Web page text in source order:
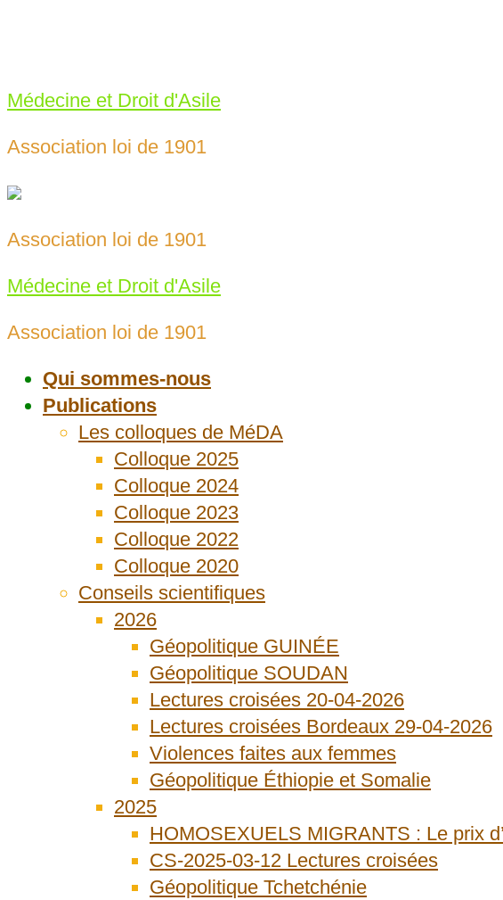
Médecine et Droit d'Asile
Association loi de 1901
Association loi de 1901
Médecine et Droit d'Asile
Association loi de 1901
Qui sommes-nous
Publications
Les colloques de MéDA
Colloque 2025
Colloque 2024
Colloque 2023
Colloque 2022
Colloque 2020
Conseils scientifiques
2026
Géopolitique GUINÉE
Géopolitique SOUDAN
Lectures croisées 20-04-2026
Lectures croisées Bordeaux 29-04-2026
Violences faites aux femmes
Géopolitique Éthiopie et Somalie
2025
HOMOSEXUELS MIGRANTS : Le prix
CS-2025-03-12 Lectures croisées
Géopolitique Tchetchénie